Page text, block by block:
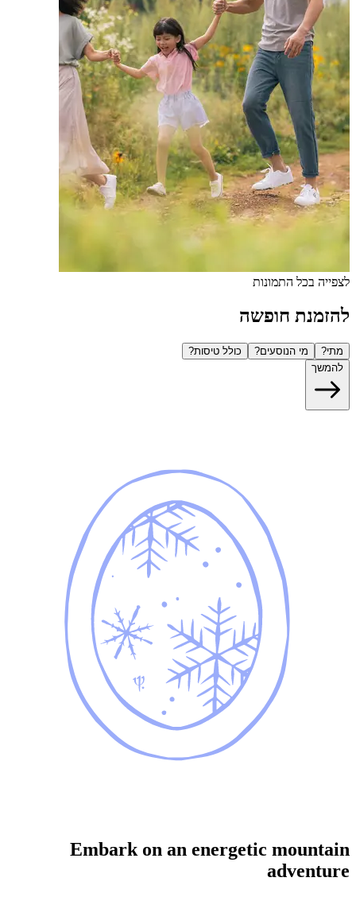
לצפייה בכל התמונות
להזמנת חופשה
מתי? מי הנוסעים?
כולל טיסות?
להמשך
Embark on an energetic mountain
adventure